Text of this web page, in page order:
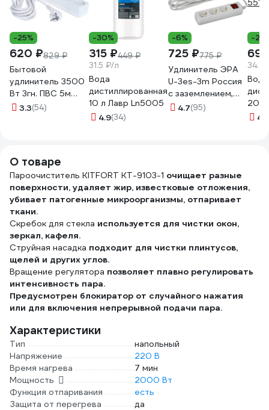
-25%
620 ₽829 ₽
Бытовой
удлинитель 3500
Вт 3гн. ПВС 5м
Союз 481S-8305
3.3(54)
-30%
315 ₽449 ₽
31.5 ₽/л
Вода
дистиллированная
10 л Лавр Ln5005
4.9(34)
-6%
725 ₽775 ₽
Удлинитель ЭРА
U-3es-3m Россия
с заземлением,
3x1мм2, 16A, ПВС, с
4.7(95)
-
Вода
20 л
55164.8
О товаре
Пароочиститель KITFORT КТ-9103-1 очищает разные
поверхности, удаляет жир, известковые отложения,
убивает патогенные микроорганизмы, отпаривает
ткани.
Скребок для стекла используется для чистки окон,
зеркал, кафеля.
Струйная насадка подходит для чистки плинтусов,
щелей и других углов.
Вращение регулятора позволяет плавно регулировать
интенсивность пара.
Предусмотрен блокиратор от случайного нажатия
или для включения непрерывной подачи пара.
Характеристики
Тип
напольный
Напряжение
220 В
Время нагрева
7 мин
Мощность
2000 Вт
Функция отпаривания
есть
Защита от перегрева
да